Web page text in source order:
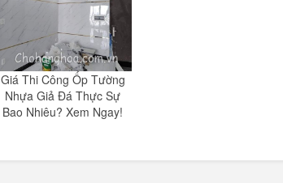
Giá Thi Công Ốp Tường
Nhựa Giả Đá Thực Sự
Bao Nhiêu? Xem Ngay!